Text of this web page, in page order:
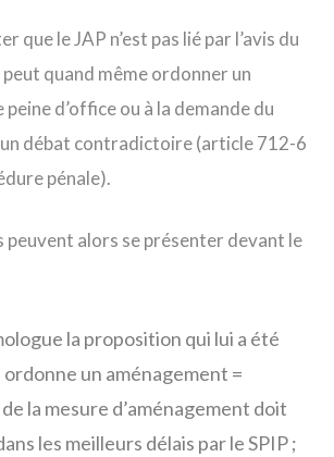
que le JAP n’est pas lié par l’avis du
quand même ordonner un
d’office ou à la demande du
débat contradictoire (article 712-6
pénale).
peuvent alors se présenter devant le
la proposition qui lui a été
ordonne un aménagement =
la mesure d’aménagement doit
les meilleurs délais par le SPIP ;